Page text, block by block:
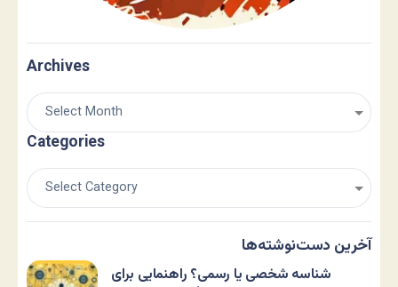
Archives
Categories
آخرین دست‌نوشته‌ها
شناسه شخصی یا رسمی؟ راهنمایی برای